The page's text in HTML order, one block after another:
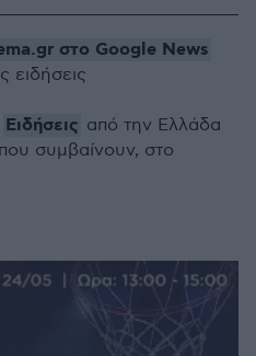
στο Google News
ειδήσεις
Ειδήσεις από την Ελλάδα
συμβαίνουν, στο